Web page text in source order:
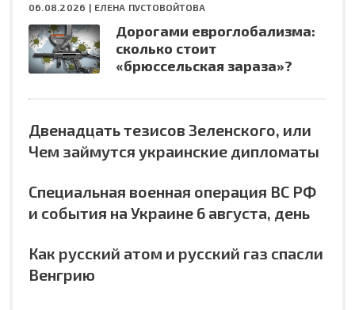
06.08.2026 | ЕЛЕНА ПУСТОВОЙТОВА
Дорогами евроглобализма:
сколько стоит
«брюссельская зараза»?
Двенадцать тезисов Зеленского, или
Чем займутся украинские дипломаты
Специальная военная операция ВС РФ
и события на Украине 6 августа, день
Как русский атом и русский газ спасли
Венгрию